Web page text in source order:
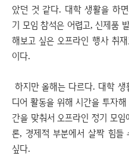
았던 것 같다. 대학 생활을 하
기 모임 참석은 어렵고, 신제품
해보고 싶은 오프라인 행사 취
이다.
하지만 올해는 다르다. 대학 생
디어 활동을 위해 시간을 투자
간을 맞춰서 오프라인 정기 모
론, 경제적 부분에서 살짝 힘들
싶다.